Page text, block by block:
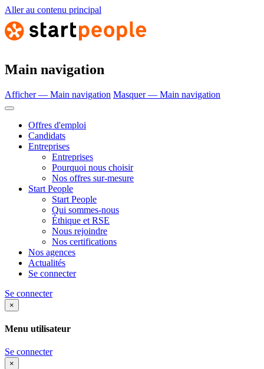
Aller au contenu principal
Main navigation
Afficher — Main navigation Masquer — Main navigation
Offres d'emploi
Candidats
Entreprises
Entreprises
Pourquoi nous choisir
Nos offres sur-mesure
Start People
Start People
Qui sommes-nous
Éthique et RSE
Nous rejoindre
Nos certifications
Nos agences
Actualités
Se connecter
Se connecter
×
Menu utilisateur
Se connecter
×